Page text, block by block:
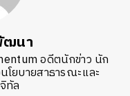
ฒนา
อดีตนักข่าว นัก
โยบายสาธารณะและ
ทัล